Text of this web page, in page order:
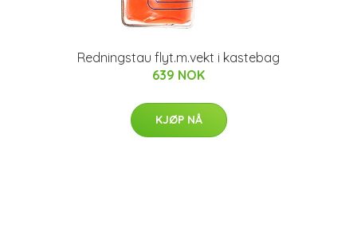
Redningstau flyt.m.vekt i kastebag
639 NOK
KJØP NÅ